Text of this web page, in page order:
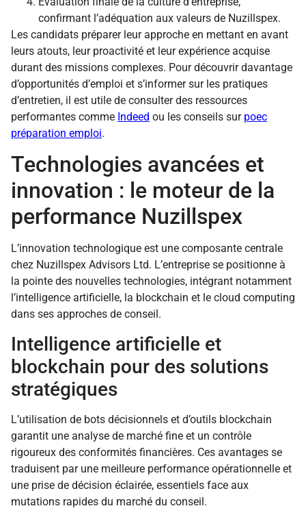
confirmant l’adéquation aux valeurs de Nuzillspex.
Les candidats préparer leur approche en mettant en avant
leurs atouts, leur proactivité et leur expérience acquise
durant des missions complexes. Pour découvrir davantage
d’opportunités d’emploi et s’informer sur les pratiques
d’entretien, il est utile de consulter des ressources
performantes comme Indeed ou les conseils sur poec
préparation emploi.
Technologies avancées et
innovation : le moteur de la
performance Nuzillspex
L’innovation technologique est une composante centrale
chez Nuzillspex Advisors Ltd. L’entreprise se positionne à
la pointe des nouvelles technologies, intégrant notamment
l’intelligence artificielle, la blockchain et le cloud computing
dans ses approches de conseil.
Intelligence artificielle et
blockchain pour des solutions
stratégiques
L’utilisation de bots décisionnels et d’outils blockchain
garantit une analyse de marché fine et un contrôle
rigoureux des conformités financières. Ces avantages se
traduisent par une meilleure performance opérationnelle et
une prise de décision éclairée, essentiels face aux
mutations rapides du marché du conseil.